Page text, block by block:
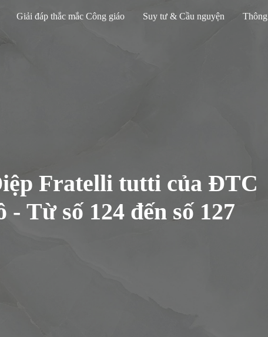
Giải đáp thắc mắc Công giáo Suy tư & Cầu nguyện
Fratelli tutti của ĐTC
- Từ số 124 đến số 127